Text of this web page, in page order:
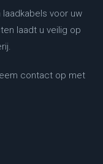
voor uw
laadt u veilig op
contact op met